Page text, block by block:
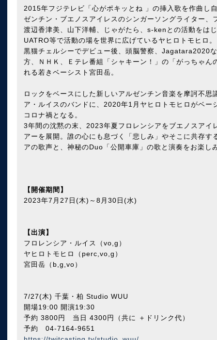
2015年フジテレビ「心がポキッとね 」の挿入歌を作曲し
ゼンチン・ブエノスアイレスのシンガーソングライター、
渡辺香津美、山下洋輔、じゃがたら、s-kenとの活動をは
UATRO等で活動の場を世界に広げているヤヒロトモヒロ。
黒猫チェルシーでデビュー後、頭脳警察、Jagatara2020
方、ＮＨＫ、Ｅテレ番組「シャキーン！」の「がっちゃ
れる若きベーシスト宮田岳。
ロックをベースにした新しいアルゼンチン音楽を摩訶不
ア・ルイスのバンドに、2020年1月ヤヒロトモヒロがベー
コロナ禍となる。
3年間の沈黙の末、2023年夏フロレンシアをブエノスアイ
アーを展開。誰の心にも息づく「悲しみ」やそこに共存
アの歌声と、神秘のDuo「公開車庫」の歌と演奏をお楽し
【開催期間】
2023年7月27日(木)～8月30日(水)
【出演】
フロレンシア・ルイス（vo,g）
ヤヒロトモヒロ（perc,vo,g）
宮田岳（b,g,vo）
7/27(木) 千葉・柏 Studio WUU
開場19:00 開演19:30
予約 3800円 当日 4300円（共に ＋ドリンク代）
予約 04-7164-9651